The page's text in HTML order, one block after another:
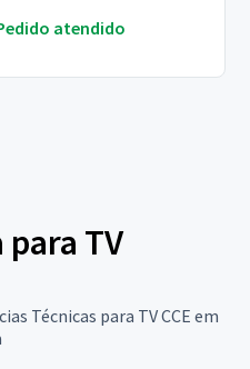
atendido
TV
Técnicas para TV CCE em